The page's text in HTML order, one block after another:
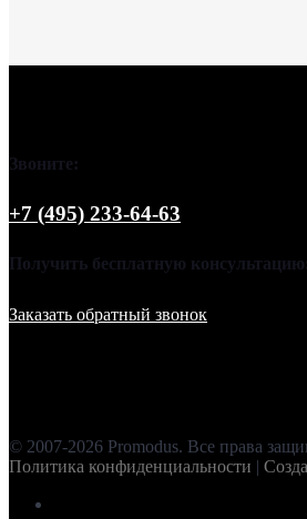
Звоните:
+7 (495) 233-64-63
Получить бесплатную
Заказать обратный звонок
© 2007-2026 Promodus. Все права
Политика конфиденциальности |